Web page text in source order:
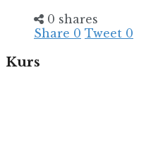
0 shares
Share 0 Tweet 0
Kurs